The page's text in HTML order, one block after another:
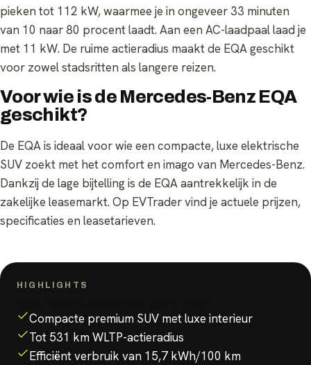
pieken tot 112 kW, waarmee je in ongeveer 33 minuten
van 10 naar 80 procent laadt. Aan een AC-laadpaal laad je
met 11 kW. De ruime actieradius maakt de EQA geschikt
voor zowel stadsritten als langere reizen.
Voor wie is de Mercedes-Benz EQA
geschikt?
De EQA is ideaal voor wie een compacte, luxe elektrische
SUV zoekt met het comfort en imago van Mercedes-Benz.
Dankzij de lage bijtelling is de EQA aantrekkelijk in de
zakelijke leasemarkt. Op EVTrader vind je actuele prijzen,
specificaties en leasetarieven.
HIGHLIGHTS
Compacte premium SUV met luxe interieur
Tot 531 km WLTP-actieradius
Efficiënt verbruik van 15,7 kWh/100 km